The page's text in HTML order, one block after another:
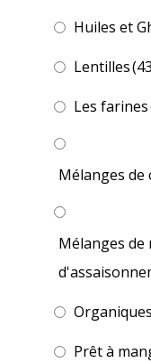
Huiles et
Lentilles
Les farines
Mélanges
Mélanges de
Organiques
Prêt à